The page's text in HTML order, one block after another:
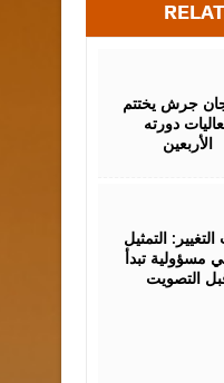
جرش يختتم
دورته
الأربعين
التمثيل
مسؤولية تبدأ
التصويت
2026